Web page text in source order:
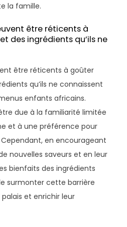
la famille.
être réticents à
des ingrédients qu’ils ne
être réticents à goûter
qu’ils ne connaissent
enfants africains.
due à la familiarité limitée
et à une préférence pour
en encourageant
nouvelles saveurs et en leur
bienfaits des ingrédients
surmonter cette barrière
et enrichir leur